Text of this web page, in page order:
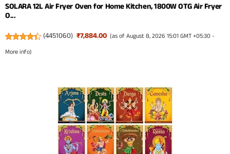
SOLARA 12L Air Fryer Oven for Home Kitchen, 1800W OTG Air Fryer
O...
(4451060) ₹7,884.00 (as of August 8, 2026 15:01 GMT +05:30 -
More info)